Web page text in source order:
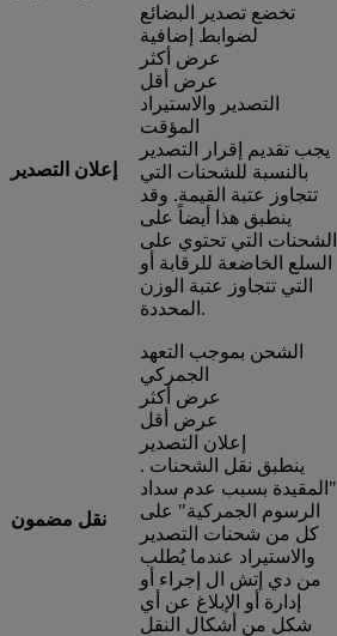
إعلان التصدير
تخضع تصدير البضائع
لضوابط إضافية
عرض أكثر
عرض أقل
التصدير والاستيراد
المؤقت
يجب تقديم إقرار التصدير
بالنسبة للشحنات التي
تتجاوز عتبة القيمة. وقد
ينطبق هذا أيضاً على
الشحنات التي تحتوي على
السلع الخاضعة للرقابة أو
التي تتجاوز عتبة الوزن
المحددة.
نقل مضمون
الشحن بموجب التعهد
الجمركي
عرض أكثر
عرض أقل
إعلان التصدير
. ينطبق نقل الشحنات
"المقيدة بسبب عدم سداد
الرسوم الجمركية" على
كل من شحنات التصدير
والاستيراد عندما يُطلب
من دي إتش ال إجراء أو
إدارة أو الإبلاغ عن أي
شكل من أشكال النقل